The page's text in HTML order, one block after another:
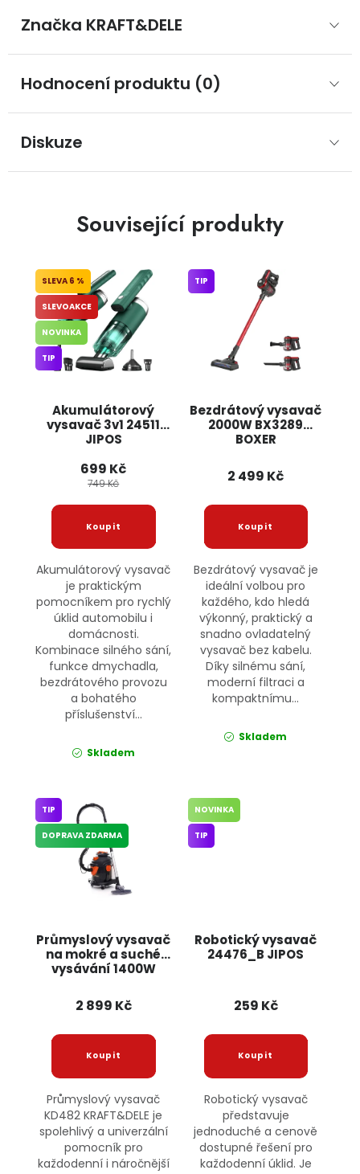
Značka KRAFT&DELE
Hodnocení produktu (0)
Diskuze
Související produkty
Akumulátorový
vysavač 3v1 24511
JIPOS
6 %
SLEVOAKCE
NOVINKA
TIP
699 Kč
749 Kč
Akumulátorový vysavač
je praktickým
pomocníkem pro rychlý
úklid automobilu i
domácnosti.
Kombinace silného sání,
funkce dmychadla,
bezdrátového provozu
a bohatého
příslušenství...
Skladem
Bezdrátový vysavač
2000W BX3289
BOXER
TIP
2 499 Kč
Bezdrátový vysavač je
ideální volbou pro
každého, kdo hledá
výkonný, praktický a
snadno ovladatelný
vysavač bez kabelu.
Díky silnému sání,
moderní filtraci a
kompaktnímu...
Skladem
Průmyslový vysavač
na mokré a suché
vysávání 1400W
TIP
DOPRAVA ZDARMA
2 899 Kč
Průmyslový vysavač
KD482 KRAFT&DELE je
spolehlivý a univerzální
pomocník pro
každodenní i náročnější
Robotický vysavač
24476_B JIPOS
NOVINKA
TIP
259 Kč
Robotický vysavač
představuje
jednoduché a cenově
dostupné řešení pro
každodenní úklid. Je